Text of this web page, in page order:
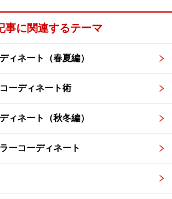
り付けられたデザイントップス。
ワイトのワイドパンツにウエストイ
差のある裾なので、細身のパンツ
の狭い細身のスカート）と合わせ
ルにするとよいでしょう。
エローグリーンのタイトス
事に関連するテーマ
ィネート（春夏編）
ーディネート術
ィネート（秋冬編）
ーコーディネート